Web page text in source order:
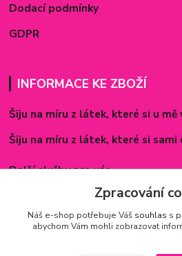
Dodací podmínky
GDPR
INFORMACE KE ZBOŽÍ
Šiju na míru z látek, které si u
Šiju na míru z látek, které si
Další služby pro vás
Způsoby zapínání povlečení
Rozměry prostěradel
Zpracování
Náš e-shop potřebuje Váš souhlas s
abychom Vám mohli zobrazovat